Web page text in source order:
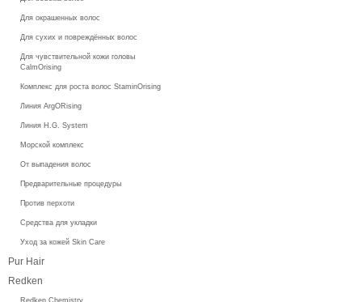
Для окрашенных волос
Для сухих и повреждённых волос
Для чувствительной кожи головы
CalmOrising
Комплекс для роста волос StaminOrising
Линия ArgORising
Линия H.G. System
Морской комплекс
От выпадения волос
Предварительные процедуры
Против перхоти
Средства для укладки
Уход за кожей Skin Care
Pur Hair
Redken
Redken Chemistry